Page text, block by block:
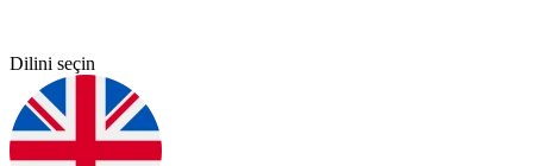
Dilini seçin